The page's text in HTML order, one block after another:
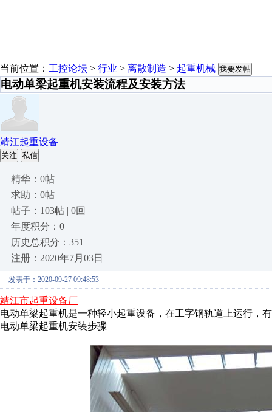
当前位置： 工控论坛 > 行业 > 离散制造 > 起重机械 我要发帖
电动单梁起重机安装流程及安装方法
靖江起重设备
关注 私信
精华：0帖
求助：0帖
帖子：103帖 | 0回
年度积分：0
历史总积分：351
注册：2020年7月03日
发表于：2020-09-27 09:48:53
靖江市起重设备厂
电动单梁起重机是一种轻小起重设备，在工字钢轨道上运行，
电动单梁起重机安装步骤